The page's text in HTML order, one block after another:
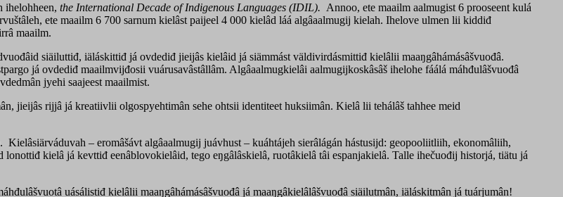
ihelohheen, the International Decade of Indigenous Languages (IDIL). Annoo, ete maailm aalmugist 6 prooseent kulá
ete maailm 6 700 sarnum kielâst paijeel 4 000 kielâd láá algâaalmugij kielah. Ihelove ulmen lii kiddiđ
maailm.
siäiluttiđ, iäláskittiđ já ovdediđ jieijâs kielâid já siämmást väldivirdásmittiđ kielâlii maaŋgâhámásâšvuođâ.
já ovdediđ maailmvijđosii vuárusavâstâllâm. Algâaalmugkielâi aalmugijkoskâsâš ihelohe fáálá máhđulâšvuođâ
jyehi saajeest maailmist.
jieijâs rijjâ já kreatiivlii olgospyehtimân sehe ohtsii identiteet huksiimân. Kielâ lii tehálâš tahhee meid
– eromâšávt algâaalmugij juávhust – kuáhtájeh sierâlágán hástusijd: geopooliitliih, ekonomâliih,
kielâ já kevttiđ eenâblovokielâid, tego eŋgâlâskielâ, ruotâkielâ tâi espanjakielâ. Talle ihečuođij historjá, tiätu já
uásálistiđ kielâlii maaŋgâhámásâšvuođâ já maaŋgâkielâlâšvuođâ siäilutmân, iäláskitmân já tuárjumân!